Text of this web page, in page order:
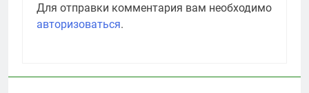
Для отправки комментария вам необходимо
авторизоваться.